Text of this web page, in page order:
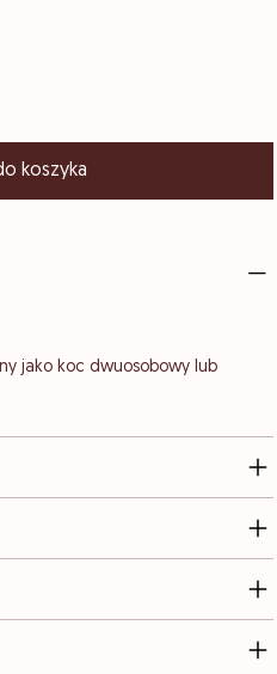
koszyka
jako koc dwuosobowy lub